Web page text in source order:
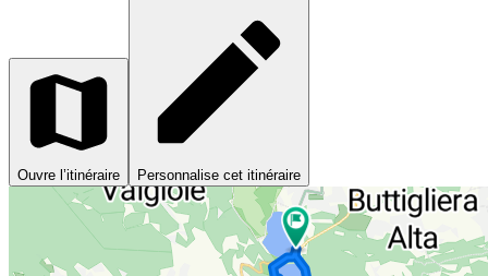
Ouvre l’itinéraire Personnalise cet itinéraire